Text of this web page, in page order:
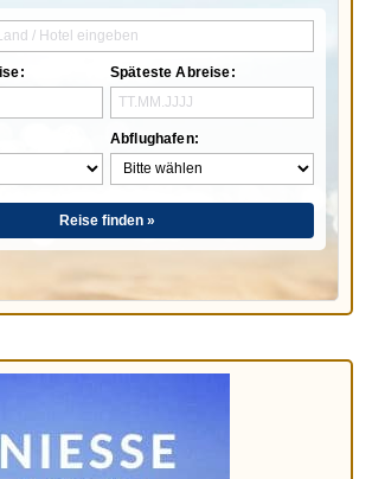
Späteste Abreise:
Abflughafen:
Reise finden »